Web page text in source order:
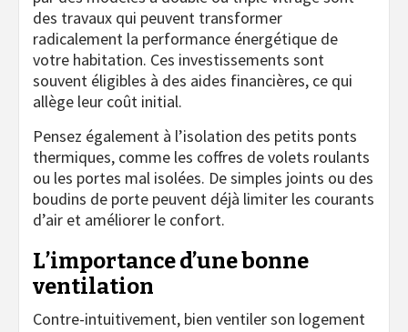
des travaux qui peuvent transformer
radicalement la performance énergétique de
votre habitation. Ces investissements sont
souvent éligibles à des aides financières, ce qui
allège leur coût initial.
Pensez également à l’isolation des petits ponts
thermiques, comme les coffres de volets roulants
ou les portes mal isolées. De simples joints ou des
boudins de porte peuvent déjà limiter les courants
d’air et améliorer le confort.
L’importance d’une bonne
ventilation
Contre-intuitivement, bien ventiler son logement